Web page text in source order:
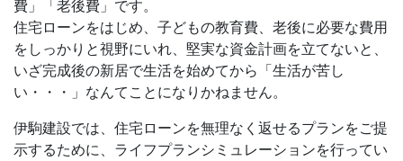
費」「老後費」です。
住宅ローンをはじめ、子どもの教育費、老後に必要な費用
をしっかりと視野にいれ、堅実な資金計画を立てないと、
いざ完成後の新居で生活を始めてから「生活が苦し
い・・・」なんてことになりかねません。
伊駒建設では、住宅ローンを無理なく返せるプランをご提
示するために、ライフプランシミュレーションを行ってい